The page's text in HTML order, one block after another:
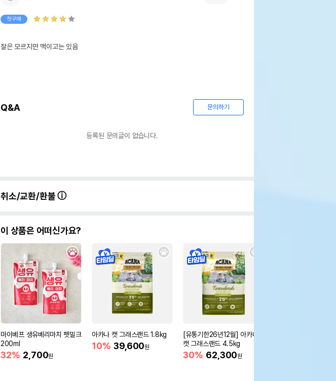
첫구매
잘은 모르지만 맥이고는 있음
Q&A 문의하기
등록된 문의글이 없습니다.
취소/교환/환불
이 상품은 어떠신가요?
마이베프 생유베리마치 펫밀크
200ml
32% 2,700원
아카나 캣 그래스랜드 1.8kg
10% 39,600원
[유통기한26년12월] 아카나
캣 그래스랜드 4.5kg
30% 62,300원